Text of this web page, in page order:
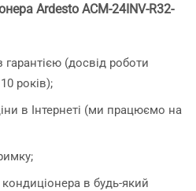
Ardesto ACM-24INV-R32-
(досвід роботи
років);
в Інтернеті (ми працюємо на
в будь-який